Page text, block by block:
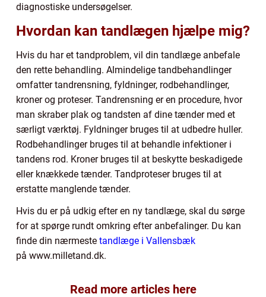
diagnostiske undersøgelser.
Hvordan kan tandlægen hjælpe mig?
Hvis du har et tandproblem, vil din tandlæge anbefale
den rette behandling. Almindelige tandbehandlinger
omfatter tandrensning, fyldninger, rodbehandlinger,
kroner og proteser. Tandrensning er en procedure, hvor
man skraber plak og tandsten af dine tænder med et
særligt værktøj. Fyldninger bruges til at udbedre huller.
Rodbehandlinger bruges til at behandle infektioner i
tandens rod. Kroner bruges til at beskytte beskadigede
eller knækkede tænder. Tandproteser bruges til at
erstatte manglende tænder.
Hvis du er på udkig efter en ny tandlæge, skal du sørge
for at spørge rundt omkring efter anbefalinger. Du kan
finde din nærmeste tandlæge i Vallensbæk
på www.milletand.dk.
Read more articles here